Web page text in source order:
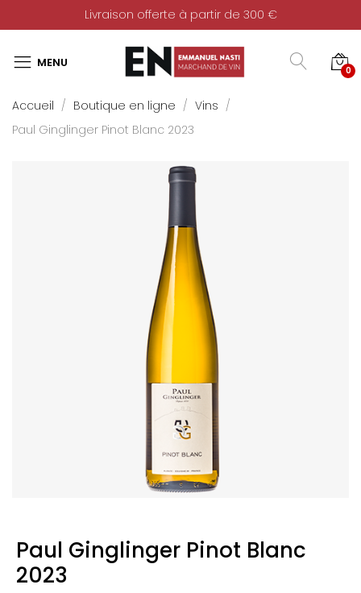
Livraison offerte à partir de 300 €
0
Accueil Boutique en ligne
Vins
Paul Ginglinger Pinot Blanc 2023
Paul Ginglinger Pinot Blanc
2023